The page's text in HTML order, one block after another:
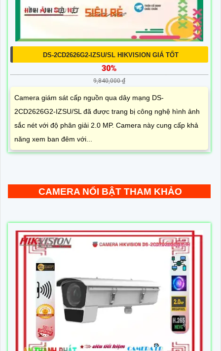
DS-2CD2626G2-IZSU/SL HIKVISION GIÁ TỐT
30%
9,840,000 ₫
Camera giám sát cấp nguồn qua dây mạng DS-
2CD2626G2-IZSU/SL đã được trang bị công nghệ hình ảnh
sắc nét với độ phân giải 2.0 MP. Camera này cung cấp khả
năng xem ban đêm với...
CAMERA NỔI BẬT THAM KHẢO